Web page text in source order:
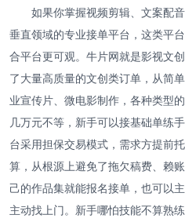
如果你掌握视频剪辑、文案配
垂直领域的专业接单平台，这类平
合平台更可观。牛片网就是影视文
了大量高质量的文创类订单，从简
业宣传片、微电影制作，各种类型
几万元不等，新手可以接基础单练
台采用担保交易模式，需求方提前
算，从根源上避免了拖欠稿费、赖
己的作品集就能报名接单，也可以
主动找上门。新手哪怕技能不算熟